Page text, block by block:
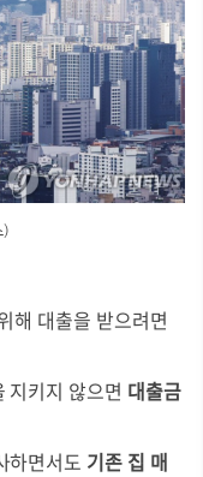
)
해 대출을 받으려면
지키지 않으면 대출금
하면서도 기존 집 매